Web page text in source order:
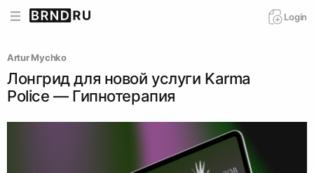
Login
Artur Mychko
Лонгрид для новой услуги Karma
Police — Гипнотерапия